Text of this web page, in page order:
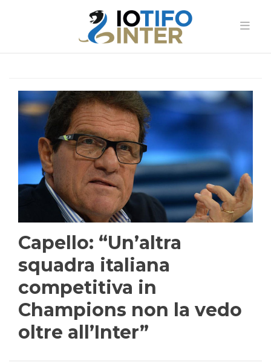
Capello: “Un’altra
squadra italiana
competitiva in
Champions non la vedo
oltre all’Inter”